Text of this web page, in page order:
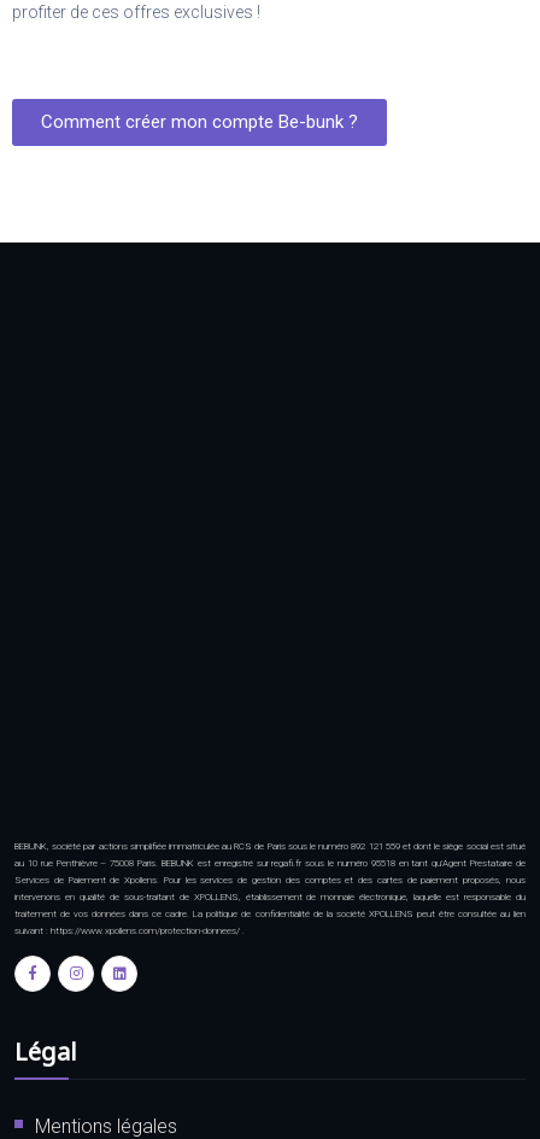
profiter de ces offres exclusives !
Comment créer mon compte Be-bunk ?
BEBUNK, société par actions simplifiée immatriculée au RCS de Paris sous le numéro 892 121 559 et dont le siège social est situé
au 10 rue Penthièvre – 75008 Paris. BEBUNK est enregistré sur regafi.fr sous le numéro 95518 en tant qu’Agent Prestataire de
Services de Paiement de Xpollens. Pour les services de gestion des comptes et des cartes de paiement proposés, nous
intervenons en qualité de sous-traitant de XPOLLENS, établissement de monnaie électronique, laquelle est responsable du
traitement de vos données dans ce cadre. La politique de confidentialité de la société XPOLLENS peut être consultée au lien
suivant : https://www.xpollens.com/protection-donnees/ .
Légal
Mentions légales